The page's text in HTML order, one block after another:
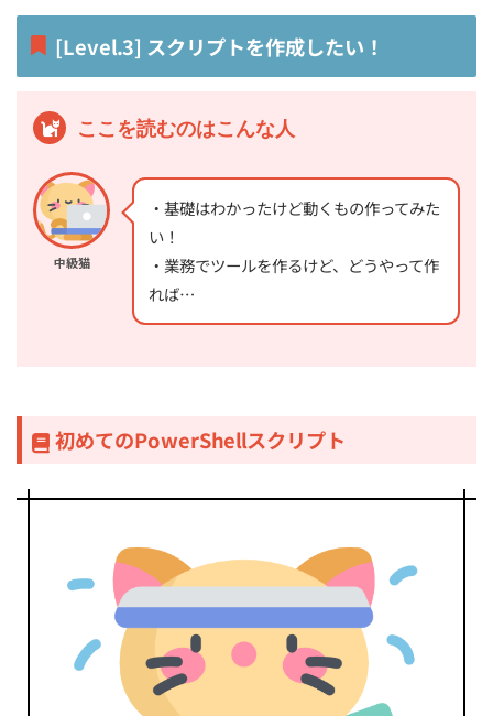
[Level.3] スクリプトを作成したい！
ここを読むのはこんな人
中級猫
・基礎はわかったけど動くもの作ってみた
い！
・業務でツールを作るけど、どうやって作
れば…
初めてのPowerShellスクリプト